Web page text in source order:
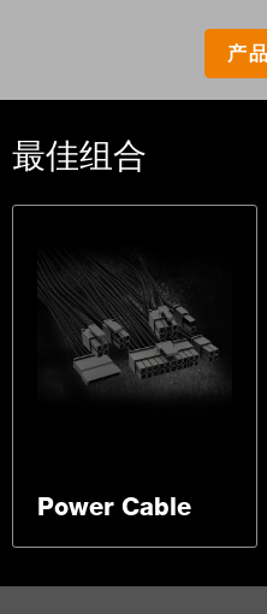
产
最佳组合
Power Cable